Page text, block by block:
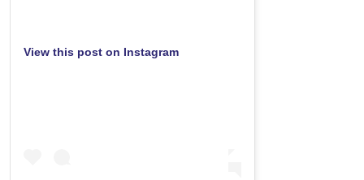
View this post on Instagram